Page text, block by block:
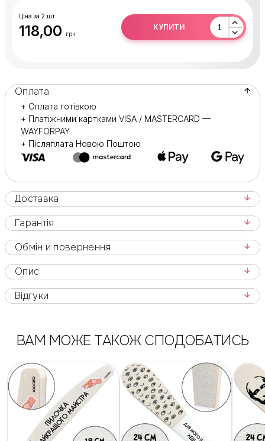
Ціна за 2 шт
118,00 грн
КУПИТИ
Оплата
+ Оплата готівкою
+ Платіжними картками VISA / MASTERCARD —
WAYFORPAY
+ Післяплата Новою Поштою
Доставка
Гарантія
Обмін и повернення
Опис
Відгуки
ВАМ МОЖЕ ТАКОЖ СПОДОБАТИСЬ